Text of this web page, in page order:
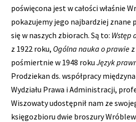
poświęcona jest w całości właśnie
pokazujemy jego najbardziej znane
się w naszych zbiorach. Są to: Wstęp
z 1922 roku, Ogólna nauka o prawie
pośmiertnie w 1948 rokuJęzyk
Prodziekan ds. współpracy
Wydziału Prawa i Administracji,
Wiszowaty udostępnił nam ze
księgozbioru dwie broszury